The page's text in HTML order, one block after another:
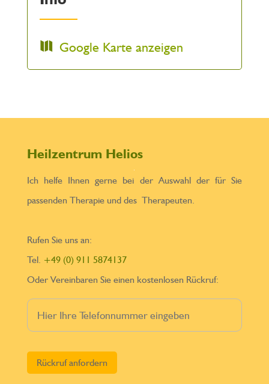
Google Karte anzeigen
Heilzentrum Helios
Ich helfe Ihnen gerne bei der Auswahl der für Sie
passenden Therapie und des Therapeuten.
Rufen Sie uns an:
Tel. +49 (0) 911 5874137
Oder Vereinbaren Sie einen kostenlosen Rückruf: